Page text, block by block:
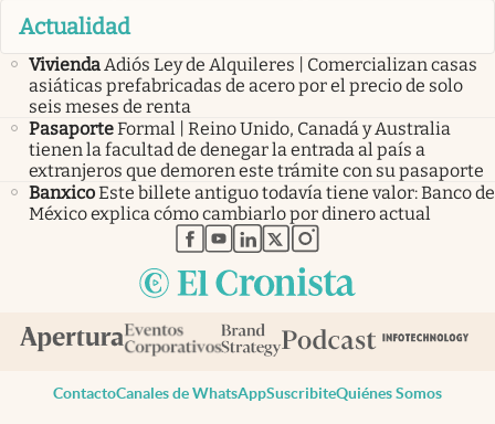
Actualidad
ViviendaAdiós Ley de Alquileres | Comercializan casas
asiáticas prefabricadas de acero por el precio de solo
seis meses de renta
PasaporteFormal | Reino Unido, Canadá y Australia
tienen la facultad de denegar la entrada al país a
extranjeros que demoren este trámite con su pasaporte
BanxicoEste billete antiguo todavía tiene valor: Banco de
México explica cómo cambiarlo por dinero actual
abre en nueva pestaña
abre en nueva pestaña
abre en nueva pestaña
abre en nueva pestaña
abre en nueva pestaña
ContactoCanales de WhatsAppSuscribiteQuiénes Somos